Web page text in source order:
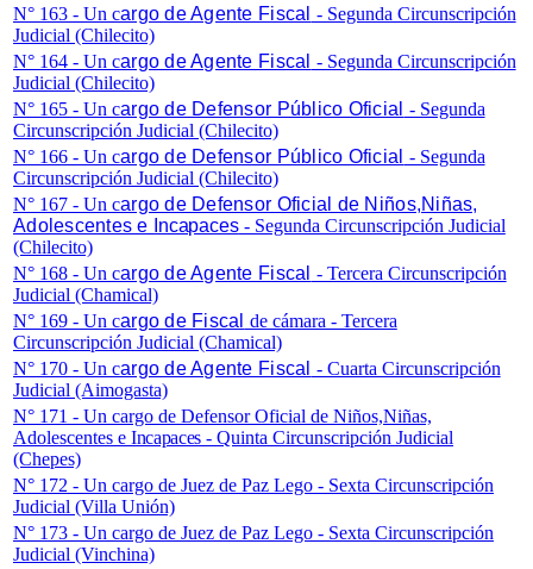
N° 163 - Un cargo de Agente Fiscal - Segunda Circunscripción
Judicial (Chilecito)
N° 164 - Un cargo de Agente Fiscal - Segunda Circunscripción
Judicial (Chilecito)
N° 165 - Un cargo de Defensor Público Oficial - Segunda
Circunscripción Judicial (Chilecito)
N° 166 - Un cargo de Defensor Público Oficial - Segunda
Circunscripción Judicial (Chilecito)
N° 167 - Un cargo de Defensor Oficial de Niños,Niñas,
Adolescentes e Incapaces- Segunda Circunscripción Judicial
(Chilecito)
N° 168 - Un cargo de Agente Fiscal - Tercera Circunscripción
Judicial (Chamical)
N° 169 - Un cargo de Fiscal de cámara - Tercera
Circunscripción Judicial (Chamical)
N° 170 - Un cargo de Agente Fiscal - Cuarta Circunscripción
Judicial (Aimogasta)
N° 171 - Un cargo de Defensor Oficial de Niños,Niñas,
Adolescentes e Incapaces - Quinta Circunscripción Judicial
(Chepes)
N° 172 - Un cargo de Juez de Paz Lego - Sexta Circunscripción
Judicial (Villa Unión)
N° 173 - Un cargo de Juez de Paz Lego - Sexta Circunscripción
Judicial (Vinchina)